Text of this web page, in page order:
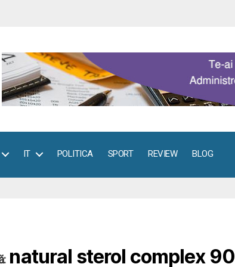
IT POLITICA SPORT REVIEW BLOG
natural sterol complex 90